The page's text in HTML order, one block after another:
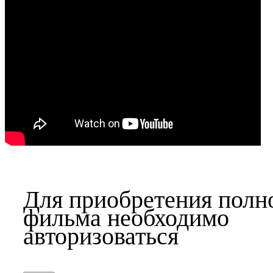
Для приобретения
фильма необходимо
авторизоваться